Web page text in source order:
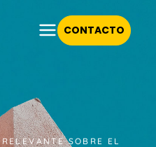
CONTACTO
SOBRE EL